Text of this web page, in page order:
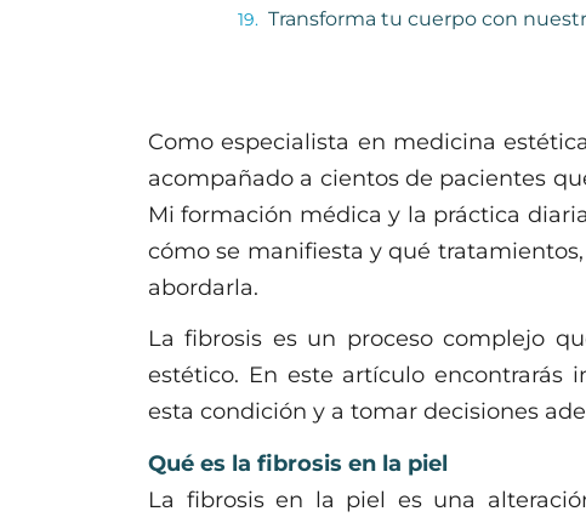
Transforma tu cuerpo con
Como especialista en medicina
acompañado a cientos de pacientes
Mi formación médica y la práctica
cómo se manifiesta y qué
abordarla.
La fibrosis es un proceso complejo
estético. En este artículo encontrarás
esta condición y a tomar decisiones
Qué es la fibrosis en la piel
La fibrosis en la piel es una